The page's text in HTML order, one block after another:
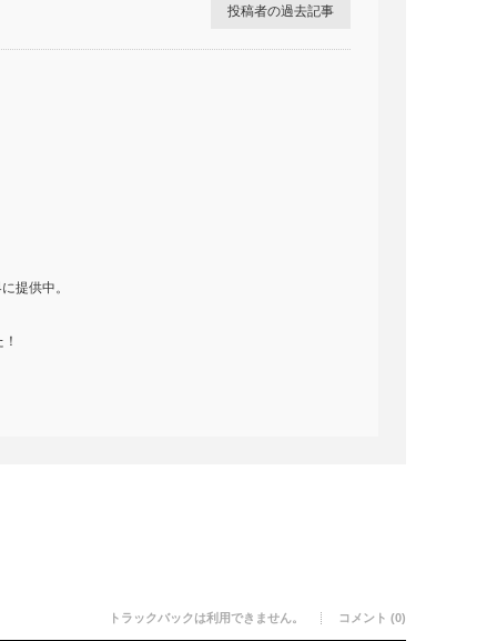
投稿者の過去記事
提供中。
トラックバックは利用できません。 コメント (0)